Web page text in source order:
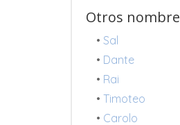
Otros
• Sal
• Dante
• Rai
• Timoteo
• Carolo